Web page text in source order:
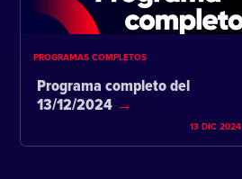
PROGRAMAS COMPLETOS
Programa completo del
13/12/2024
13 DIC 2024